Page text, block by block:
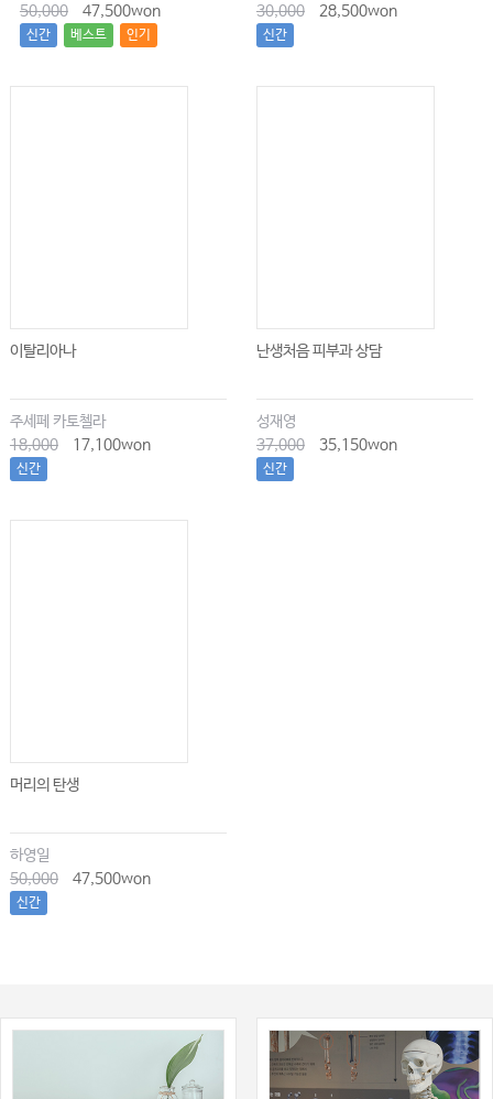
50,000
47,500won
신간 베스트 인기
30,000
28,500won
신간
이탈리아나
주세페 카토첼라
18,000
17,100won
신간
난생처음 피부과 상담
성재영
37,000
35,150won
신간
머리의 탄생
하영일
50,000
47,500won
신간